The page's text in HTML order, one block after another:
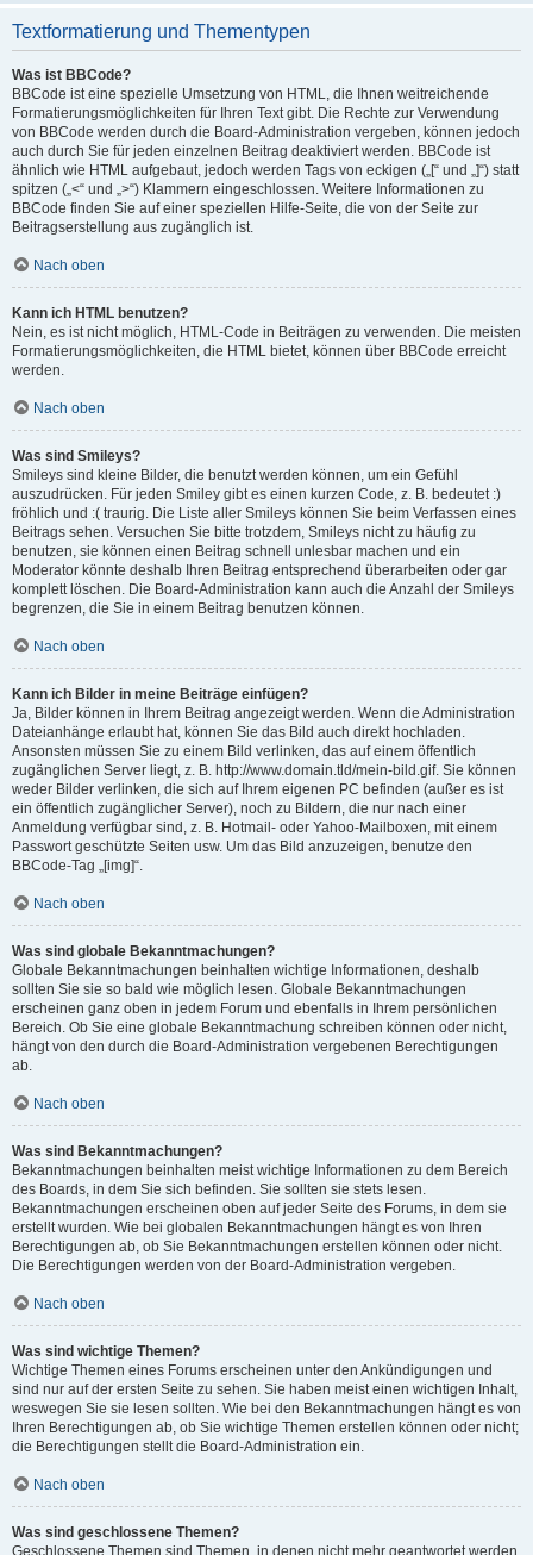
Textformatierung und Thementypen
Was ist BBCode?
BBCode ist eine spezielle Umsetzung von HTML, die Ihnen weitreichende
Formatierungsmöglichkeiten für Ihren Text gibt. Die Rechte zur Verwendung
von BBCode werden durch die Board-Administration vergeben, können jedoch
auch durch Sie für jeden einzelnen Beitrag deaktiviert werden. BBCode ist
ähnlich wie HTML aufgebaut, jedoch werden Tags von eckigen („[“ und „]“) statt
spitzen („<“ und „>“) Klammern eingeschlossen. Weitere Informationen zu
BBCode finden Sie auf einer speziellen Hilfe-Seite, die von der Seite zur
Beitragserstellung aus zugänglich ist.
Nach oben
Kann ich HTML benutzen?
Nein, es ist nicht möglich, HTML-Code in Beiträgen zu verwenden. Die meisten
Formatierungsmöglichkeiten, die HTML bietet, können über BBCode erreicht
werden.
Nach oben
Was sind Smileys?
Smileys sind kleine Bilder, die benutzt werden können, um ein Gefühl
auszudrücken. Für jeden Smiley gibt es einen kurzen Code, z. B. bedeutet :)
fröhlich und :( traurig. Die Liste aller Smileys können Sie beim Verfassen eines
Beitrags sehen. Versuchen Sie bitte trotzdem, Smileys nicht zu häufig zu
benutzen, sie können einen Beitrag schnell unlesbar machen und ein
Moderator könnte deshalb Ihren Beitrag entsprechend überarbeiten oder gar
komplett löschen. Die Board-Administration kann auch die Anzahl der Smileys
begrenzen, die Sie in einem Beitrag benutzen können.
Nach oben
Kann ich Bilder in meine Beiträge einfügen?
Ja, Bilder können in Ihrem Beitrag angezeigt werden. Wenn die Administration
Dateianhänge erlaubt hat, können Sie das Bild auch direkt hochladen.
Ansonsten müssen Sie zu einem Bild verlinken, das auf einem öffentlich
zugänglichen Server liegt, z. B. http://www.domain.tld/mein-bild.gif. Sie können
weder Bilder verlinken, die sich auf Ihrem eigenen PC befinden (außer es ist
ein öffentlich zugänglicher Server), noch zu Bildern, die nur nach einer
Anmeldung verfügbar sind, z. B. Hotmail- oder Yahoo-Mailboxen, mit einem
Passwort geschützte Seiten usw. Um das Bild anzuzeigen, benutze den
BBCode-Tag „[img]“.
Nach oben
Was sind globale Bekanntmachungen?
Globale Bekanntmachungen beinhalten wichtige Informationen, deshalb
sollten Sie sie so bald wie möglich lesen. Globale Bekanntmachungen
erscheinen ganz oben in jedem Forum und ebenfalls in Ihrem persönlichen
Bereich. Ob Sie eine globale Bekanntmachung schreiben können oder nicht,
hängt von den durch die Board-Administration vergebenen Berechtigungen
ab.
Nach oben
Was sind Bekanntmachungen?
Bekanntmachungen beinhalten meist wichtige Informationen zu dem Bereich
des Boards, in dem Sie sich befinden. Sie sollten sie stets lesen.
Bekanntmachungen erscheinen oben auf jeder Seite des Forums, in dem sie
erstellt wurden. Wie bei globalen Bekanntmachungen hängt es von Ihren
Berechtigungen ab, ob Sie Bekanntmachungen erstellen können oder nicht.
Die Berechtigungen werden von der Board-Administration vergeben.
Nach oben
Was sind wichtige Themen?
Wichtige Themen eines Forums erscheinen unter den Ankündigungen und
sind nur auf der ersten Seite zu sehen. Sie haben meist einen wichtigen Inhalt,
weswegen Sie sie lesen sollten. Wie bei den Bekanntmachungen hängt es von
Ihren Berechtigungen ab, ob Sie wichtige Themen erstellen können oder nicht;
die Berechtigungen stellt die Board-Administration ein.
Nach oben
Was sind geschlossene Themen?
Geschlossene Themen sind Themen, in denen nicht mehr geantwortet werden